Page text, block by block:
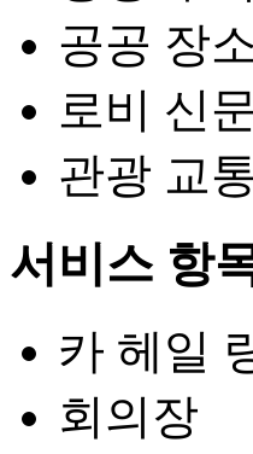
공공 장
로비 신문
관광 교
서비스 항
카 헤일
회의장